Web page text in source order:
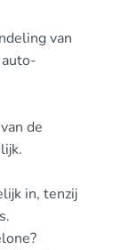
van
de
in, tenzij